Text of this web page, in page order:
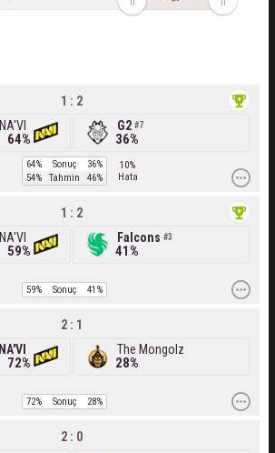
NA'VI
64%
1 : 2
36%
G2 7
64% Sonuç
36%
54%
Tahmin 46%
10%
Hata
NA'VI
59%
1 : 2
41%
Falcons 3
59% Sonuç 41%
NA'VI
72%
2 : 1
28%
The Mongolz
72% Sonuç 28%
2 : 0